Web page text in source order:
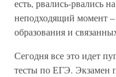
есть, рвались-рвались
неподходящий момент
образования и
Сегодня все это идет
тесты по ЕГЭ. Экзамен